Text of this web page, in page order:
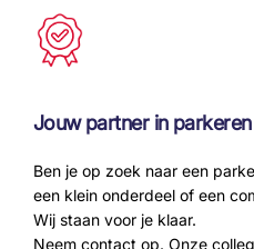
Jouw partner in parkeren
Ben je op zoek naar een
een klein onderdeel of een
Wij staan voor je klaar.
Neem contact op. Onze